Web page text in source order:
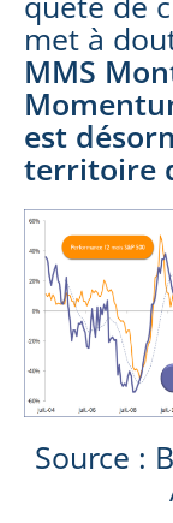
met à
MMS
est
territoire
Source :